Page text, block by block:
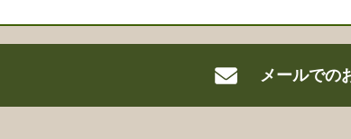
メールでの